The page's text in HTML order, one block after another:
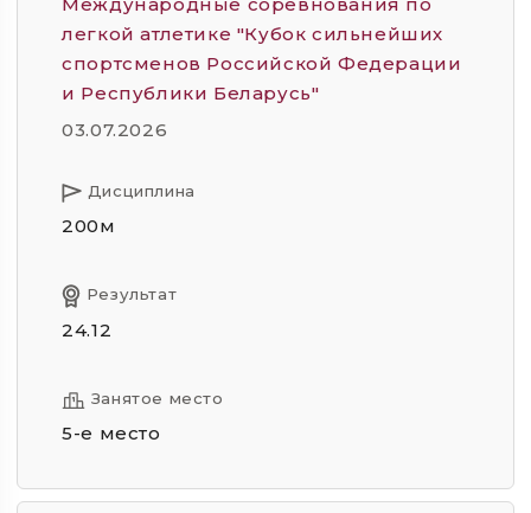
легкой атлетике "Кубок сильнейших
спортсменов Российской Федерации
и Республики Беларусь"
03.07.2026
Дисциплина
200м
Результат
24.12
Занятое место
5-е место